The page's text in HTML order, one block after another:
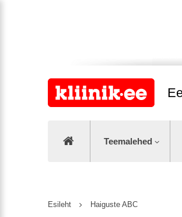
Teemalehed
Esileht Haiguste ABC